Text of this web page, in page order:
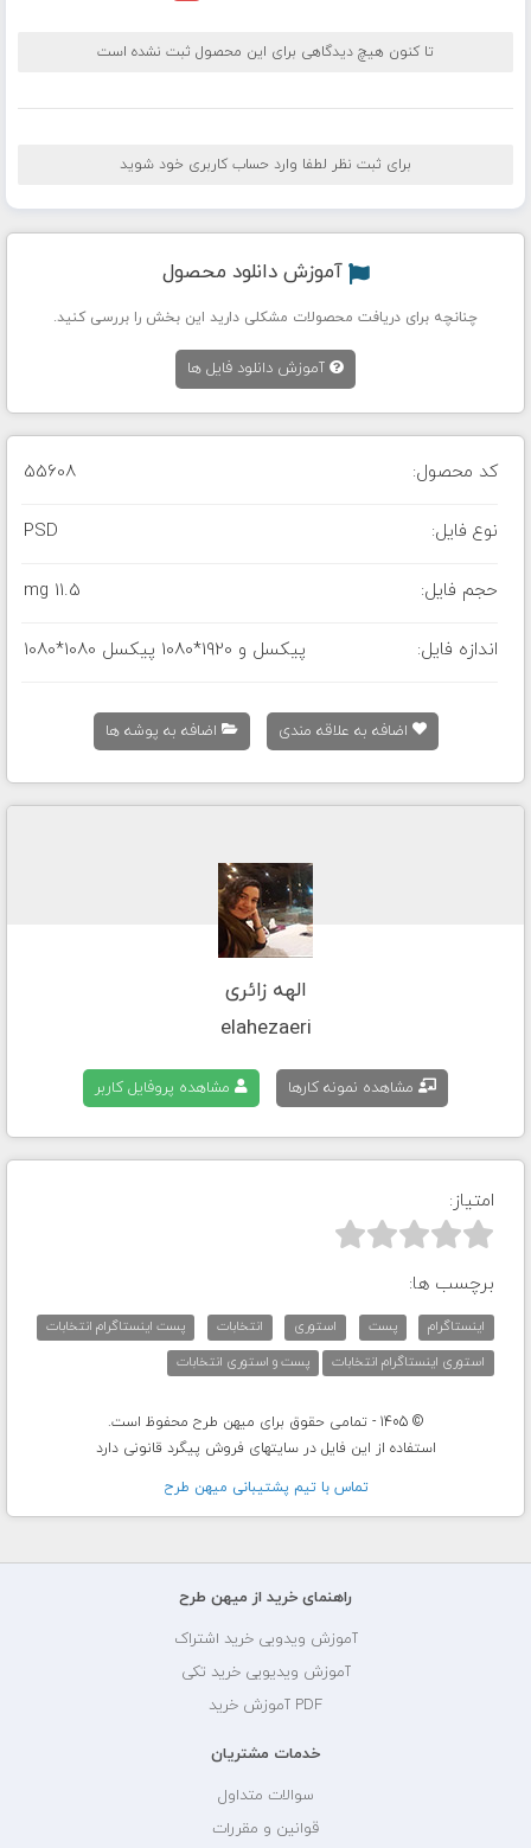
تا کنون هیچ دیدگاهی برای این محصول ثبت نشده است
برای ثبت نظر لطفا وارد حساب کاربری خود شوید
آموزش دانلود محصول
چنانچه برای دریافت محصولات مشکلی دارید این بخش را بررسی کنید.
آموزش دانلود فایل ها
کد محصول: 55608
نوع فایل: PSD
حجم فایل: 11.5 mg
اندازه فایل: 1080*1080 پیکسل و 1920*1080 پیکسل
اضافه به علاقه مندی اضافه به پوشه ها
الهه زائری
elahezaeri
مشاهده نمونه کارها مشاهده پروفایل کاربر
امتیاز:



برچسب ها:
اینستاگرام پست استوری انتخابات
پست اینستاگرام انتخابات
استوری اینستاگرام انتخابات
پست و استوری انتخابات
© 1405 - تمامی حقوق برای میهن طرح محفوظ است.
استفاده از این فایل در سایتهای فروش پیگرد قانونی دارد
تماس با تيم پشتيبانی ميهن طرح
راهنمای خرید از میهن طرح
آموزش ویدویی خرید اشتراک
آموزش ویدیویی خرید تکی
PDF آموزش خرید
خدمات مشتریان
سوالات متداول
قوانین و مقررات